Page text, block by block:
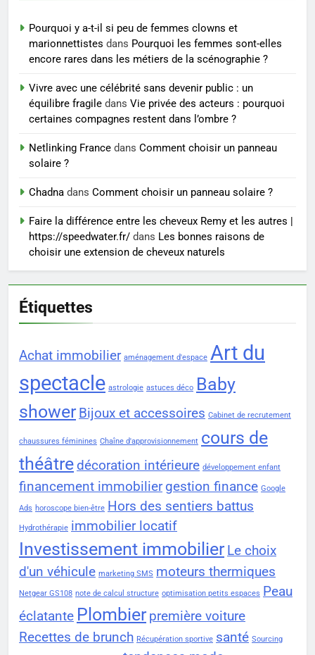
seniors: aménagement et
exercices
BIEN ÊTRE
8
Voyance à La Rochelle : où
sérieux à un tarif juste ?
BIEN ÊTRE
Pourquoi y a-t-il si peu de femmes clowns et
marionnettistes dans Pourquoi les femmes sont-elles
encore rares dans les métiers de la scénographie ?
Vivre avec une célébrité sans devenir public : un
équilibre fragile dans Vie privée des acteurs : pourquoi
certaines compagnes restent dans l’ombre ?
Netlinking France dans Comment choisir un panneau
solaire ?
Chadna dans Comment choisir un panneau solaire ?
Faire la différence entre les cheveux Remy et les autres |
https://speedwater.fr/ dans Les bonnes raisons de
choisir une extension de cheveux naturels
Étiquettes
Achat immobilier aménagement d'espace Art du
spectacle astrologie astuces déco Baby
shower Bijoux et accessoires Cabinet de recrutement
chaussures féminines Chaîne d'approvisionnement cours de
théâtre décoration intérieure développement enfant
financement immobilier gestion finance Google
Ads horoscope bien-être Hors des sentiers battus
Hydrothérapie immobilier locatif
Investissement immobilier Le choix
d'un véhicule marketing SMS moteurs thermiques
Netgear GS108 note de calcul structure optimisation petits espaces Peau
éclatante Plombier première voiture
Recettes de brunch Récupération sportive santé Sourcing